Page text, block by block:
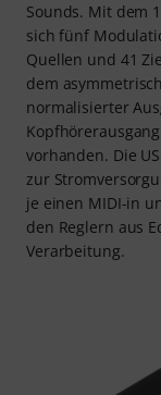
Sounds. Mit dem
sich fünf
Quellen und 41
dem
normalisierter
vorhanden. Die
zur
je einen MIDI-in
den Reglern aus
Verarbeitung.